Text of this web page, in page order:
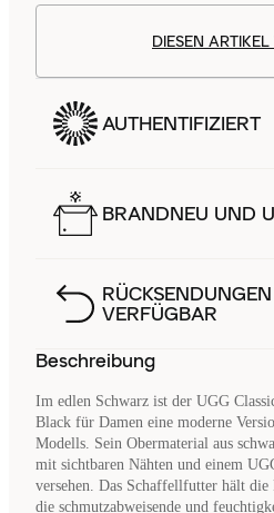
DIESEN
AUTHENTIFIZIERT
BRANDNEU UND
RÜCKSENDUNGEN
VERFÜGBAR
Beschreibung
Im edlen Schwarz ist der UGG
Black für Damen eine moderne
Modells. Sein Obermaterial aus
mit sichtbaren Nähten und einem
versehen. Das Schaffellfutter hält die
die schmutzabweisende und